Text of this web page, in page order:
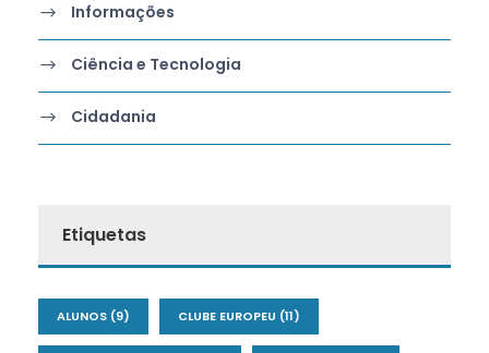
Informações
Ciência e Tecnologia
Cidadania
Etiquetas
ALUNOS (9) CLUBE EUROPEU (11)